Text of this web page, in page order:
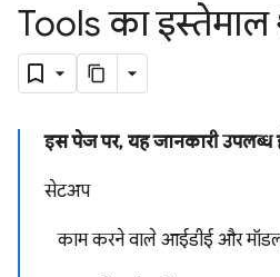
Tools का
इस पेज पर, यह जानकारी उपलब्ध
सेटअप
काम करने वाले आईडीई और